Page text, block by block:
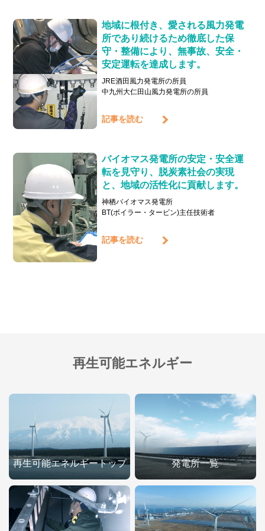
地域に根付き、愛される風力発電
所であり続けるため徹底した保
守・整備により、無事故、安全・
安定運転を達成します。
JRE酒田風力発電所の所員
中九州大仁田山風力発電所の所員
記事を読む
バイオマス発電所の安定・安全運
転を見守り、脱炭素社会の実現
と、地域の活性化に貢献します。
神栖バイオマス発電所
BT(ボイラー・タービン)主任技術者
記事を読む
再生可能エネルギー
再生可能エネルギートップ 発電所一覧